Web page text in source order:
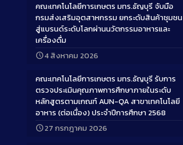
คณะเทคโนโลยีการเกษตร มทร.ธัญบุรี จับมือ
กรมส่งเสริมอุตสาหกรรม ยกระดับสินค้าชุมชน
สู่แบรนด์ระดับโลกผ่านนวัตกรรมอาหารและ
เครื่องดื่ม
4 สิงหาคม 2026
คณะเทคโนโลยีการเกษตร มทร.ธัญบุรี รับการ
ตรวจประเมินคุณภาพการศึกษาภายในระดับ
หลักสูตรตามเกณฑ์ AUN-QA สาขาเทคโนโลยี
อาหาร (ต่อเนื่อง) ประจำปีการศึกษา 2568
27 กรกฎาคม 2026